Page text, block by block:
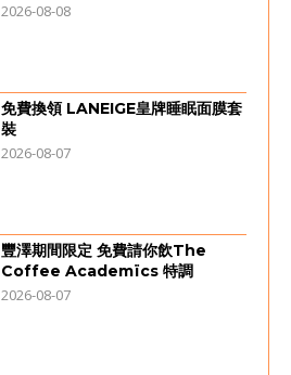
2026-08-08
免費換領 LANEIGE皇牌睡眠面膜套
裝
2026-08-07
豐澤期間限定 免費請你飲The
Coffee Academïcs 特調
2026-08-07